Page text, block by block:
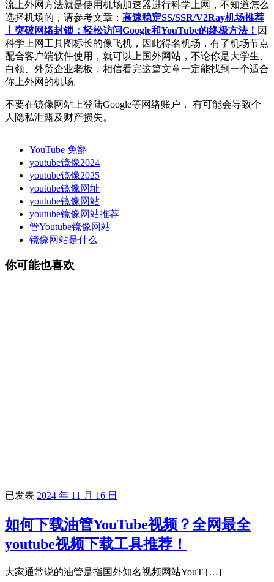
流上外网方法就是使用机场加速器进行科学上网，不知道怎么
选择机场的，请参考文章： 高速稳定SS/SSR/V2Ray机场推荐
丨突破网络封锁：轻松访问Google和YouTube的终极方法！ 因
科学上网工具图标长的像飞机，因此得名机场，有了机场节点
配合客户端软件使用，就可以上国外网站，不论你是大学生、
白领、外贸企业老板，相信看完这篇文章一定能找到一个适合
你上外网的机场。
不要在镜像网站上登陆Google等网络账户， 有可能会导致个
人隐私泄露及财产损失。
YouTube 免翻
youtube镜像2024
youtube镜像2025
youtube镜像网址
youtube镜像网站
youtube镜像网站推荐
管Youtube镜像网站
镜像网站是什么
你可能也喜欢
已发表 2024 年 11 月 16 日
如何下载油管YouTube视频？全网最全
youtube视频下载工具推荐！
大家通常说的油管是指国外知名视频网站YouT […]